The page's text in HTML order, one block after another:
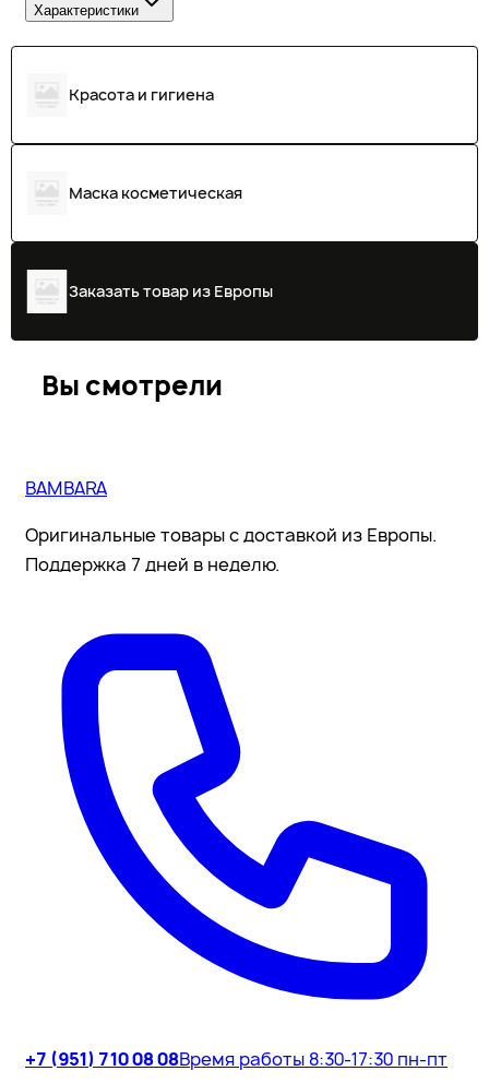
Характеристики
Красота и гигиена
Маска косметическая
Заказать товар из Европы
Вы смотрели
BAMBARA
Оригинальные товары с доставкой из Европы.
Поддержка 7 дней в неделю.
+7 (951) 710 08 08Время работы 8:30-17:30 пн-пт